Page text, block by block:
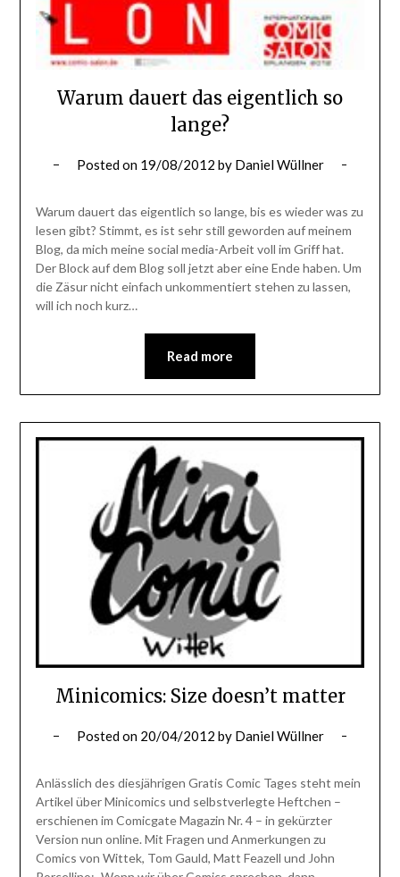
Warum dauert das eigentlich so
lange?
Posted on 19/08/2012 by Daniel Wüllner
Warum dauert das eigentlich so lange, bis es wieder was zu
lesen gibt? Stimmt, es ist sehr still geworden auf meinem
Blog, da mich meine social media-Arbeit voll im Griff hat.
Der Block auf dem Blog soll jetzt aber eine Ende haben. Um
die Zäsur nicht einfach unkommentiert stehen zu lassen,
will ich noch kurz…
Read more
Minicomics: Size doesn’t matter
Posted on 20/04/2012 by Daniel Wüllner
Anlässlich des diesjährigen Gratis Comic Tages steht mein
Artikel über Minicomics und selbstverlegte Heftchen –
erschienen im Comicgate Magazin Nr. 4 – in gekürzter
Version nun online. Mit Fragen und Anmerkungen zu
Comics von Wittek, Tom Gauld, Matt Feazell und John